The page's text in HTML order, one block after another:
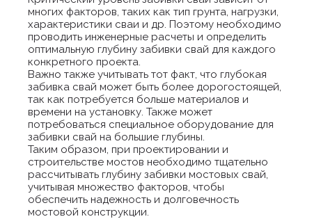
многих факторов, таких как тип грунта, нагрузки,
характеристики сваи и др. Поэтому необходимо
проводить инженерные расчеты и определить
оптимальную глубину забивки свай для каждого
конкретного проекта.
Важно также учитывать тот факт, что глубокая
забивка свай может быть более дорогостоящей,
так как потребуется больше материалов и
времени на установку. Также может
потребоваться специальное оборудование для
забивки свай на большие глубины.
Таким образом, при проектировании и
строительстве мостов необходимо тщательно
рассчитывать глубину забивки мостовых свай,
учитывая множество факторов, чтобы
обеспечить надежность и долговечность
мостовой конструкции.